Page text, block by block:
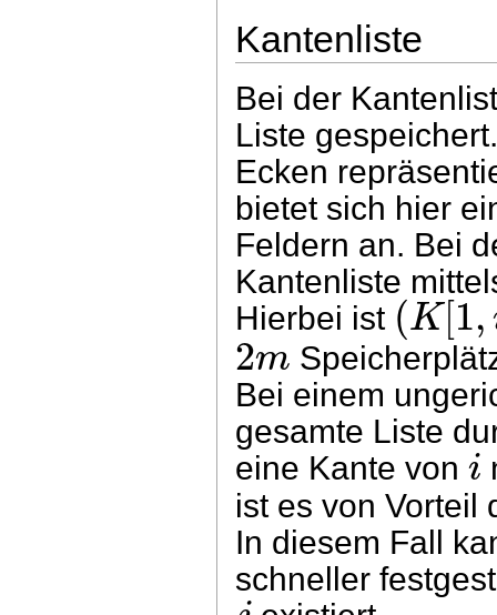
Kantenliste
Bei der
Liste
Ecken
bietet sich hier
Feldern an. Bei
Kantenliste
Hierbei ist (K[1,
2m
Bei einem
gesamte Liste
eine Kante voni
ist es von Vorteil
In diesem Fall
schneller